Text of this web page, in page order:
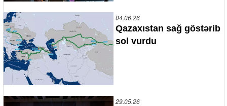
04.06.26
Qazaxıstan sağ göstərib
sol vurdu
29.05.26